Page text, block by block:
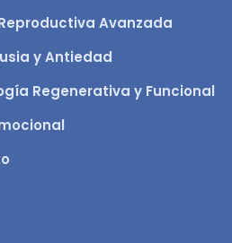
Avanzada
y Antiedad
Regenerativa y Funcional